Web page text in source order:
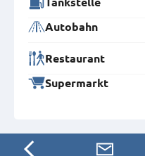
Autobahn
Restaurant
Supermarkt